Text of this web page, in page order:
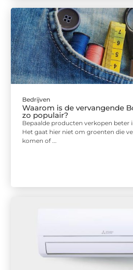
Bedrijven
Waarom is de vervangende
zo populair?
Bepaalde producten verkopen beter
Het gaat hier niet om groenten die
komen of ...